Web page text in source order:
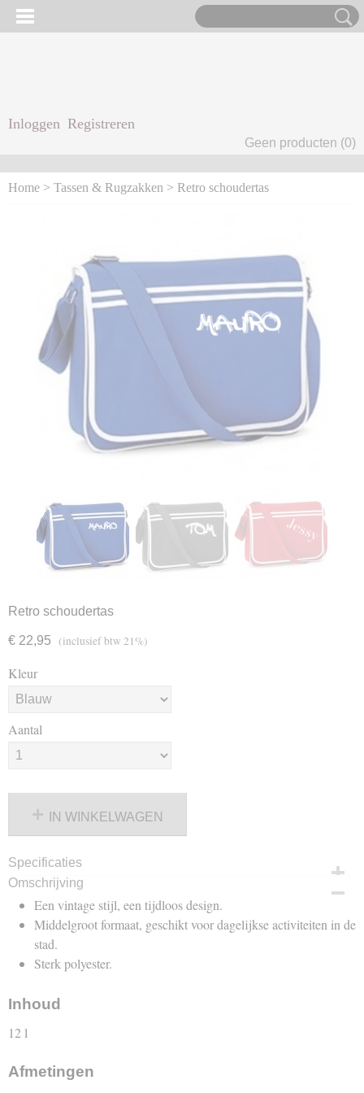
Inloggen Registreren
Geen producten (0)
Home > Tassen & Rugzakken > Retro schoudertas
Retro schoudertas
€ 22,95 (inclusief btw 21%)
Kleur
Aantal
IN WINKELWAGEN
Specificaties
Productcode
123-2642
Omschrijving
Een vintage stijl, een tijdloos design.
Middelgroot formaat, geschikt voor dagelijkse activiteiten in de
stad.
Sterk polyester.
Inhoud
12 l
Afmetingen